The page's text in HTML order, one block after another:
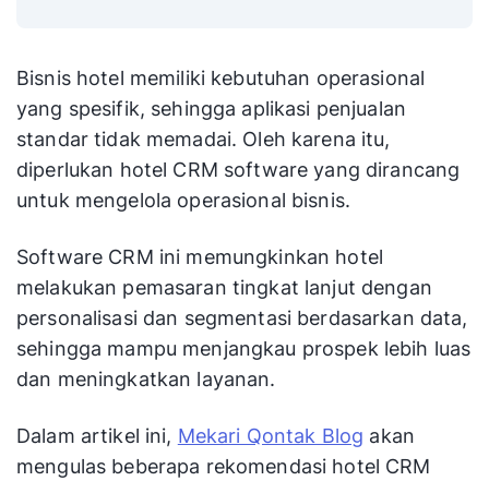
Bisnis hotel memiliki kebutuhan operasional
yang spesifik, sehingga aplikasi penjualan
standar tidak memadai. Oleh karena itu,
diperlukan hotel CRM software yang dirancang
untuk mengelola operasional bisnis.
Software CRM ini memungkinkan hotel
melakukan pemasaran tingkat lanjut dengan
personalisasi dan segmentasi berdasarkan data,
sehingga mampu menjangkau prospek lebih luas
dan meningkatkan layanan.
Dalam artikel ini, Mekari Qontak Blog akan
mengulas beberapa rekomendasi hotel CRM